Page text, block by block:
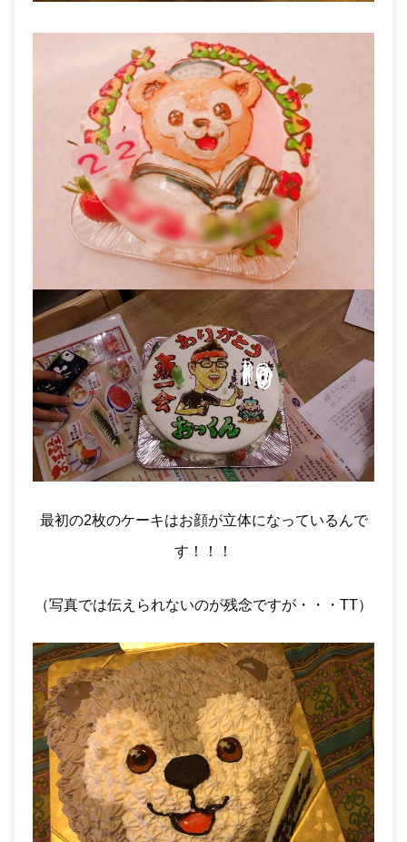
最初の2枚のケーキはお顔が立体になっているんで
す！！！
（写真では伝えられないのが残念ですが・・・TT）